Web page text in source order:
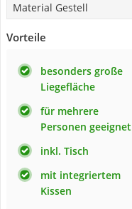
Material Gestell
Vorteile
besonders große
Liegefläche
für mehrere
Personen geeignet
inkl. Tisch
mit integriertem
Kissen